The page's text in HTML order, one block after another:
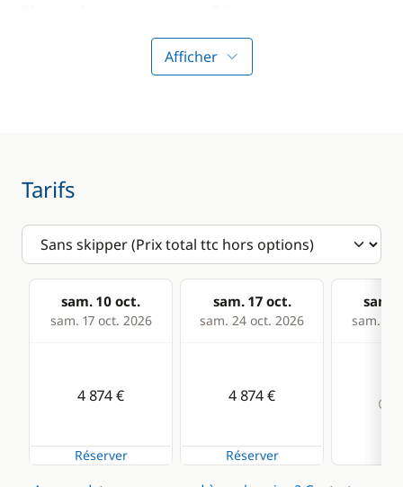
Convertisseur 220V
Guide & cartes
Cuisine
Réfrigérateur
Confort
Climatisation
Dessalinisateur
Panneaux solaires
Afficher
Tarifs
sam. 10 oct.
sam. 17 oct. 2026
sam. 17 oct.
sam. 24 oct. 2026
sam.
sam. 31
4 874 €
Réserver
4 874 €
Réserver